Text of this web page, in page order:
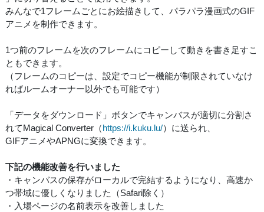
みんなで1フレームごとにお絵描きして、パラパラ漫画式のGIF
アニメを制作できます。
1つ前のフレームを次のフレームにコピーして動きを書き足すこ
ともできます。
（フレームのコピーは、設定でコピー機能が制限されていなけ
ればルームオーナー以外でも可能です）
「データをダウンロード」ボタンでキャンバスが適切に分割さ
れてMagical Converter（https://i.kuku.lu/）に送られ、
GIFアニメやAPNGに変換できます。
下記の機能改善を行いました
・キャンバスの保存がローカルで完結するようになり、高速か
つ帯域に優しくなりました（Safari除く）
・入場ページの名前表示を改善しました